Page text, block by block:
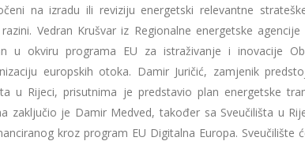
na izradu ili reviziju energetski relevantne
Vedran Krušvar iz Regionalne energetske
u okviru programa EU za istraživanje i inovacije
europskih otoka. Damir Juričić, zamjenik
u Rijeci, prisutnima je predstavio plan energetske
zaključio je Damir Medved, također sa Sveučilišta u
kroz program EU Digitalna Europa.